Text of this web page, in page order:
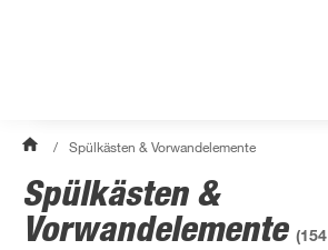
/ Spülkästen & Vorwandelemente
Spülkästen &
Vorwandelemente (154